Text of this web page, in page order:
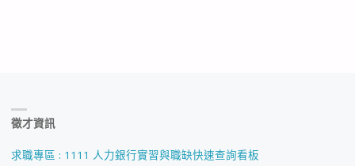
徵才資訊
求職專區 : 1111 人力銀行實習與職缺快速查詢看板